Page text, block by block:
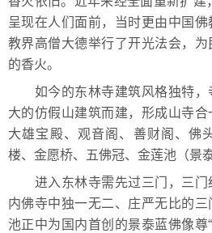
呈现在人们面前，当时更由中国
教界高僧大德举行了开光法会，
的香火。
如今的东林寺建筑风格独特，
大的仿假山建筑而建，形成山寺合
大雄宝殿、观音阁、善财阁、佛
楼、金愿桥、五佛冠、金莲池（景
进入东林寺需先过三门，三门
内佛寺中独一无二、庄严无比的三
池正中为国内首创的景泰蓝佛像尊